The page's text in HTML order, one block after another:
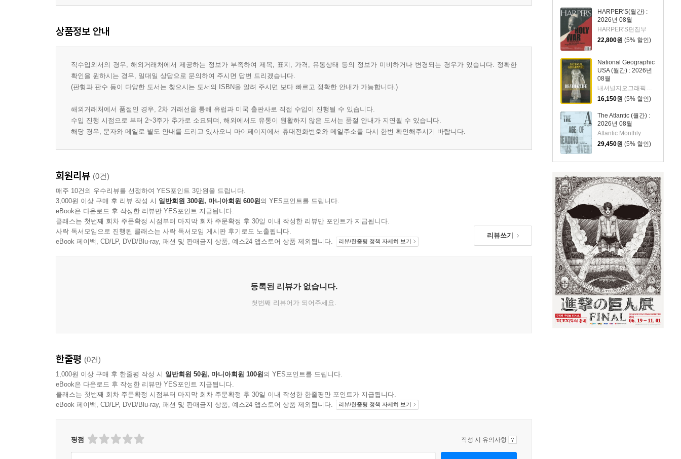
HARPER'S(월간) :
2026년 08월
HARPER'S편집부
22,800원 (5% 할인)
National Geographic
USA (월간) : 2026년
08월
내셔널지오그래픽편집부
16,150원 (5% 할인)
The Atlantic (월간) :
2026년 08월
Atlantic Monthly
29,450원 (5% 할인)
상품정보 안내
직수입외서의 경우, 해외거래처에서 제공하는 정보가 부족하여 제목, 표지, 가격, 유통상태 등의 정보가 미비하거나 변경되는 경우가 있습니다. 정확한
확인을 원하시는 경우, 일대일 상담으로 문의하여 주시면 답변 드리겠습니다.
(판형과 판수 등이 다양한 도서는 찾으시는 도서의 ISBN을 알려 주시면 보다 빠르고 정확한 안내가 가능합니다.)
해외거래처에서 품절인 경우, 2차 거래선을 통해 유럽과 미국 출판사로 직접 수입이 진행될 수 있습니다.
수입 진행 시점으로 부터 2~3주가 추가로 소요되며, 해외에서도 유통이 원활하지 않은 도서는 품절 안내가 지연될 수 있습니다.
해당 경우, 문자와 메일로 별도 안내를 드리고 있사오니 마이페이지에서 휴대전화번호와 메일주소를 다시 한번 확인해주시기 바랍니다.
회원리뷰 (0건)
매주 10건의 우수리뷰를 선정하여 YES포인트 3만원을 드립니다.
3,000원 이상 구매 후 리뷰 작성 시 일반회원 300원, 마니아회원 600원의 YES포인트를 드립니다.
eBook은 다운로드 후 작성한 리뷰만 YES포인트 지급됩니다.
클래스는 첫번째 회차 주문확정 시점부터 마지막 회차 주문확정 후 30일 이내 작성한 리뷰만 포인트가 지급됩니다.
사락 독서모임으로 진행된 클래스는 사락 독서모임 게시판 후기로도 노출됩니다.
eBook 페이백, CD/LP, DVD/Blu-ray, 패션 및 판매금지 상품, 예스24 앱스토어 상품 제외됩니다.
리뷰/한줄평 정책 자세히 보기
리뷰쓰기
등록된 리뷰가 없습니다.
첫번째 리뷰어가 되어주세요.
한줄평 (0건)
1,000원 이상 구매 후 한줄평 작성 시 일반회원 50원, 마니아회원 100원의 YES포인트를 드립니다.
eBook은 다운로드 후 작성한 리뷰만 YES포인트 지급됩니다.
클래스는 첫번째 회차 주문확정 시점부터 마지막 회차 주문확정 후 30일 이내 작성한 한줄평만 포인트가 지급됩니다.
eBook 페이백, CD/LP, DVD/Blu-ray, 패션 및 판매금지 상품, 예스24 앱스토어 상품 제외됩니다.
리뷰/한줄평 정책 자세히 보기
평점 작성 시 유의사항